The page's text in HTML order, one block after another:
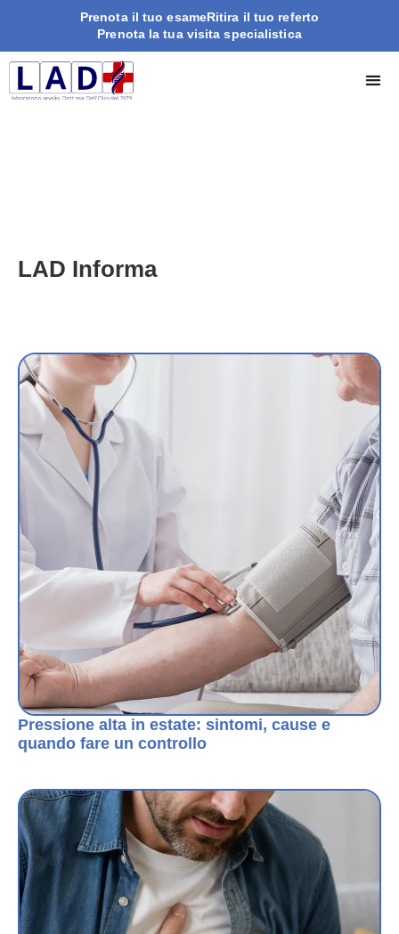
Prenota il tuo esameRitira il tuo referto
Prenota la tua visita specialistica
LAD Informa
Pressione alta in estate: sintomi, cause e
quando fare un controllo